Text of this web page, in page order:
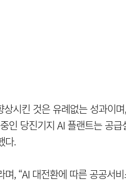
시킨 것은 유례없는 성과이
인 당진기지 AI 플랜트는 공급
다.
, “AI 대전환에 따른 공공서